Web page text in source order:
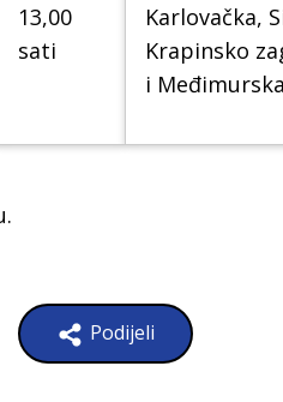
13,00
sati
Karlovačka,
Krapinsko
i
Podijeli